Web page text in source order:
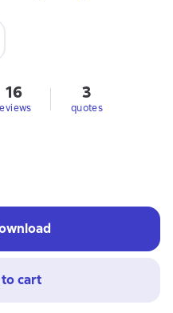
16 3
quotes
cart